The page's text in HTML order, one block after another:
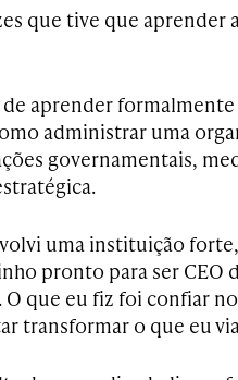
que tive que aprender
de aprender
administrar uma
governamentais,
uma instituição
pronto para ser CEO
O que eu fiz foi confiar
transformar o que eu